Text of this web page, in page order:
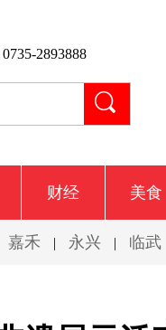
2893888
财经 美食
嘉禾 | 永兴 | 临武